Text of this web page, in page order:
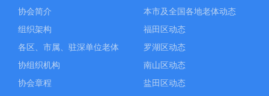
协会简介
组织架构
各区、市属、驻深单位老体
协组织机构
协会章程
本市及全国各地老体动态
福田区动态
罗湖区动态
南山区动态
盐田区动态